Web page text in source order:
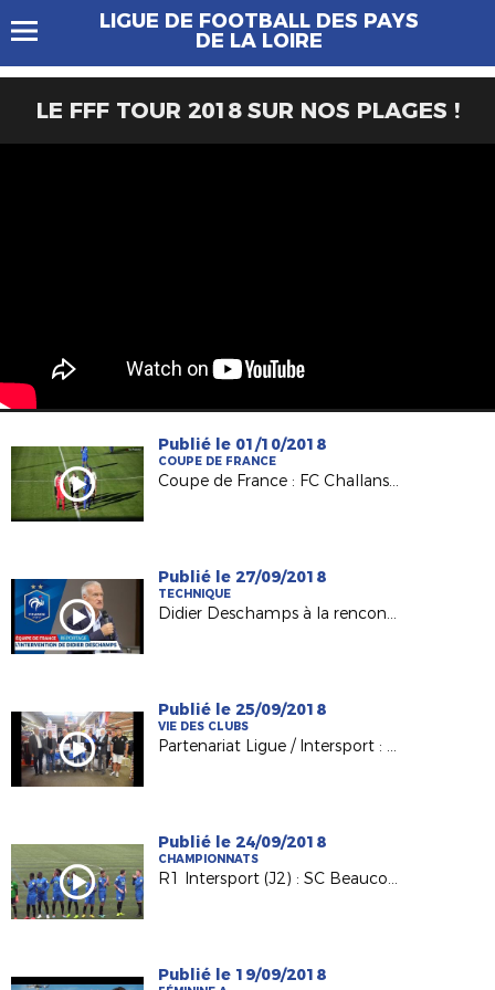
LIGUE DE FOOTBALL DES PAYS
DE LA LOIRE
LE FFF TOUR 2018 SUR NOS PLAGES !
Publié le 01/10/2018
COUPE DE FRANCE
Coupe de France : FC Challans / RC La Flèche, le résumé !
Publié le 27/09/2018
TECHNIQUE
Didier Deschamps à la rencontre de nos techniciens
Publié le 25/09/2018
VIE DES CLUBS
Partenariat Ligue / Intersport : du bonus pour les clubs !
Publié le 24/09/2018
CHAMPIONNATS
R1 Intersport (J2) : SC Beaucouzé / VS Ferté-Bernard
Publié le 19/09/2018